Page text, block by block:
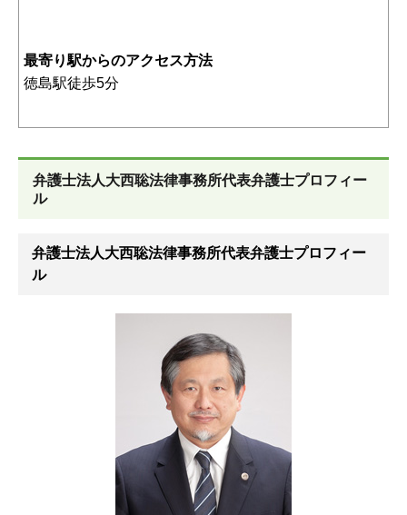
最寄り駅からのアクセス方法
徳島駅徒歩5分
弁護士法人大西聡法律事務所代表弁護士プロフィー
ル
弁護士法人大西聡法律事務所代表弁護士プロフィー
ル